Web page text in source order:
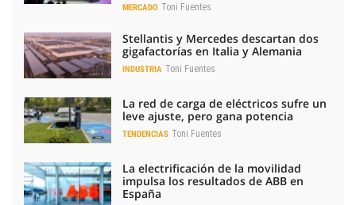
MERCADO Toni Fuentes
Stellantis y Mercedes descartan dos
gigafactorías en Italia y Alemania
INDUSTRIA Toni Fuentes
La red de carga de eléctricos sufre un
leve ajuste, pero gana potencia
TENDENCIAS Toni Fuentes
La electrificación de la movilidad
impulsa los resultados de ABB en
España